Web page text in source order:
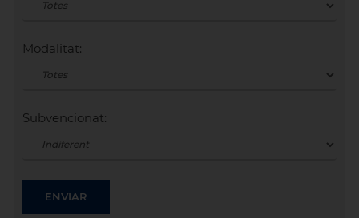
Modalitat:
Subvencionat: